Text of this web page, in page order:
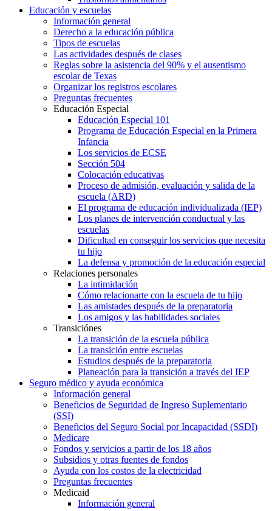
Educación y escuelas
Información general
Derecho a la educación pública
Tipos de escuelas
Las actividades después de clases
Reglas sobre la asistencia del 90% y el ausentismo
escolar de Texas
Organizar los registros escolares
Preguntas frecuentes
Educación Especial
Educación Especial 101
Programa de Educación Especial en la Primera
Infancia
Los servicios de ECSE
Sección 504
Colocación educativas
Proceso de admisión, evaluación y salida de la
escuela (ARD)
El programa de educación individualizada (IEP)
Los planes de intervención conductual y las
escuelas
Dificultad en conseguir los servicios que necesita
tu hijo
La defensa y promoción de la educación especial
Relaciones personales
La intimidación
Cómo relacionarte con la escuela de tu hijo
Las amistades después de la preparatoria
Los amigos y las habilidades sociales
Transiciónes
La transición de la escuela pública
La transición entre escuelas
Estudios después de la preparatoria
Planeación para la transición a través del IEP
Seguro médico y ayuda económica
Información general
Beneficios de Seguridad de Ingreso Suplementario
(SSI)
Beneficios del Seguro Social por Incapacidad (SSDI)
Medicare
Fondos y servicios a partir de los 18 años
Subsidios y otras fuentes de fondos
Ayuda con los costos de la electricidad
Preguntas frecuentes
Medicaid
Información general